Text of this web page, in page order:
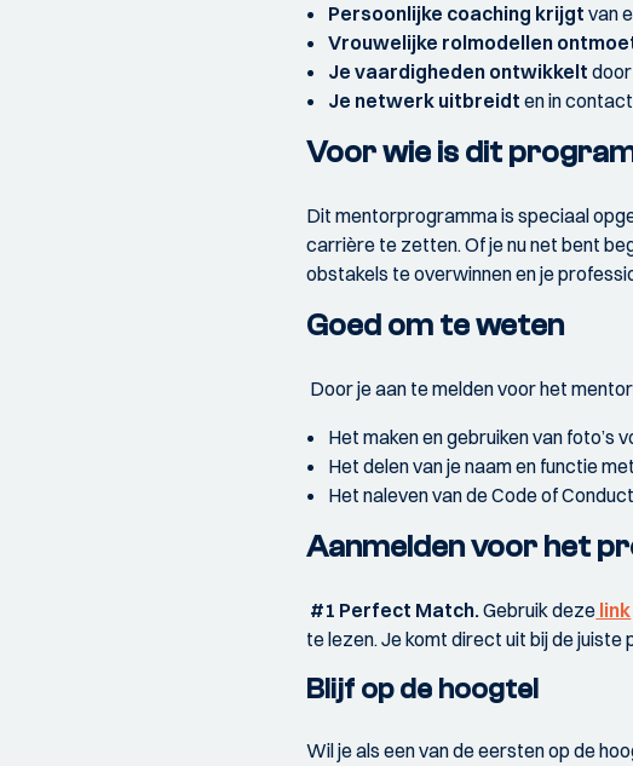
Persoonlijke coaching krijgt van
Vrouwelijke rolmodellen
Je vaardigheden ontwikkelt
Je netwerk uitbreidt en in
Voor wie is dit
Dit mentorprogramma is speciaal
carrière te zetten. Of je nu net bent
obstakels te overwinnen en je
Goed om te weten
Door je aan te melden voor het
Het maken en gebruiken van foto’s
Het delen van je naam en functie
Het naleven van de Code of
Aanmelden voor het
#1 Perfect Match.Gebruik deze link
te lezen. Je komt direct uit bij de juiste
Blijf op de hoogte!
Wil je als een van de eersten op de